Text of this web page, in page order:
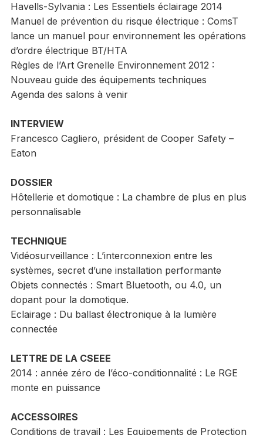
Havells-Sylvania : Les Essentiels éclairage 2014
Manuel de prévention du risque électrique : ComsT
lance un manuel pour environnement les opérations
d’ordre électrique BT/HTA
Règles de l’Art Grenelle Environnement 2012 :
Nouveau guide des équipements techniques
Agenda des salons à venir
INTERVIEW
Francesco Cagliero, président de Cooper Safety –
Eaton
DOSSIER
Hôtellerie et domotique : La chambre de plus en plus
personnalisable
TECHNIQUE
Vidéosurveillance : L’interconnexion entre les
systèmes, secret d’une installation performante
Objets connectés : Smart Bluetooth, ou 4.0, un
dopant pour la domotique.
Eclairage : Du ballast électronique à la lumière
connectée
LETTRE DE LA CSEEE
2014 : année zéro de l’éco-conditionnalité : Le RGE
monte en puissance
ACCESSOIRES
Conditions de travail : Les Equipements de Protection